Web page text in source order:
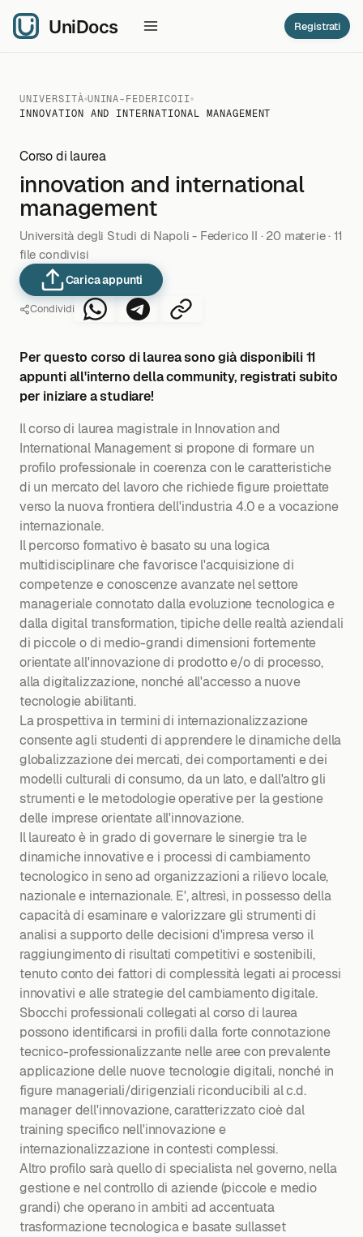
Registrati
UNIVERSITÀ UNINA-FEDERICOII
INNOVATION AND INTERNATIONAL MANAGEMENT
Corso di laurea
innovation and international
management
Università degli Studi di Napoli - Federico II · 20 materie · 11
file condivisi
Carica appunti
Condividi
Per questo corso di laurea sono già disponibili 11
appunti all'interno della community, registrati subito
per iniziare a studiare!
Il corso di laurea magistrale in Innovation and
International Management si propone di formare un
profilo professionale in coerenza con le caratteristiche
di un mercato del lavoro che richiede figure proiettate
verso la nuova frontiera dell'industria 4.0 e a vocazione
internazionale.
Il percorso formativo è basato su una logica
multidisciplinare che favorisce l'acquisizione di
competenze e conoscenze avanzate nel settore
manageriale connotato dalla evoluzione tecnologica e
dalla digital transformation, tipiche delle realtà aziendali
di piccole o di medio-grandi dimensioni fortemente
orientate all'innovazione di prodotto e/o di processo,
alla digitalizzazione, nonché all'accesso a nuove
tecnologie abilitanti.
La prospettiva in termini di internazionalizzazione
consente agli studenti di apprendere le dinamiche della
globalizzazione dei mercati, dei comportamenti e dei
modelli culturali di consumo, da un lato, e dall'altro gli
strumenti e le metodologie operative per la gestione
delle imprese orientate all'innovazione.
Il laureato è in grado di governare le sinergie tra le
dinamiche innovative e i processi di cambiamento
tecnologico in seno ad organizzazioni a rilievo locale,
nazionale e internazionale. E', altresì, in possesso della
capacità di esaminare e valorizzare gli strumenti di
analisi a supporto delle decisioni d'impresa verso il
raggiungimento di risultati competitivi e sostenibili,
tenuto conto dei fattori di complessità legati ai processi
innovativi e alle strategie del cambiamento digitale.
Sbocchi professionali collegati al corso di laurea
possono identificarsi in profili dalla forte connotazione
tecnico-professionalizzante nelle aree con prevalente
applicazione delle nuove tecnologie digitali, nonché in
figure manageriali/dirigenziali riconducibili al c.d.
manager dell'innovazione, caratterizzato cioè dal
training specifico nell'innovazione e
internazionalizzazione in contesti complessi.
Altro profilo sarà quello di specialista nel governo, nella
gestione e nel controllo di aziende (piccole e medio
grandi) che operano in ambiti ad accentuata
trasformazione tecnologica e basate sullasset